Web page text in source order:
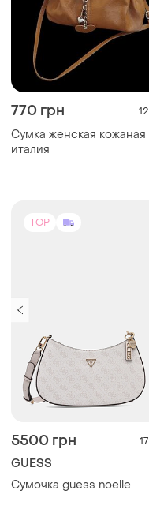
770 грн 12
Сумка женская кожаная
италия
TOP
5500 грн 17
GUESS
Сумочка guess noelle